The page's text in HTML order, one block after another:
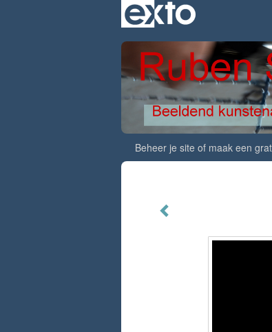
Beheer je site of maak een